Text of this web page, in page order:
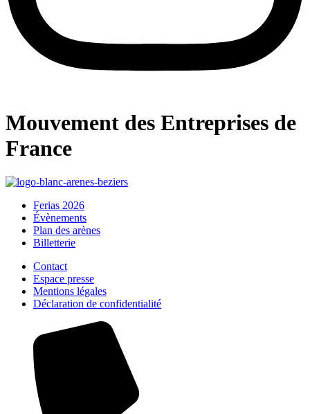
Mouvement des Entreprises de
France
Ferias 2026
Évènements
Plan des arènes
Billetterie
Contact
Espace presse
Mentions légales
Déclaration de confidentialité